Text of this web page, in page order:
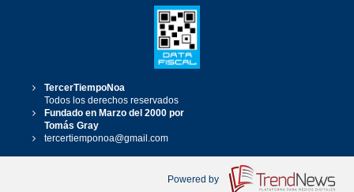
TercerTiempoNoa
Todos los derechos reservados
Fundado en Marzo del 2000 por
Tomás Gray
tercertiemponoa@gmail.com
Powered by